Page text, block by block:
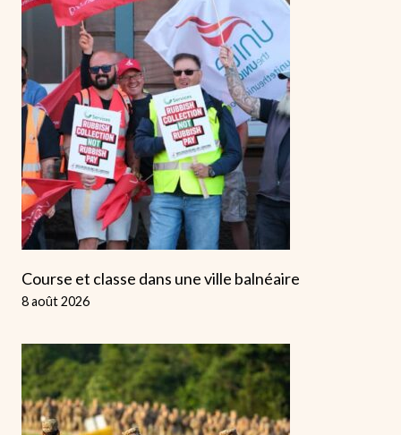
Course et classe dans une ville balnéaire
8 août 2026